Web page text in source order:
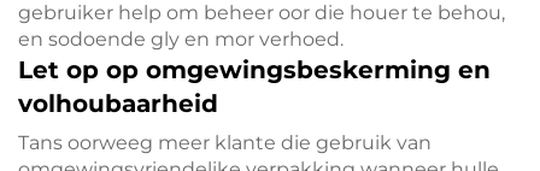
gebruiker help om beheer oor die houer te behou,
en sodoende gly en mor verhoed.
Let op op omgewingsbeskerming en
volhoubaarheid
Tans oorweeg meer klante die gebruik van